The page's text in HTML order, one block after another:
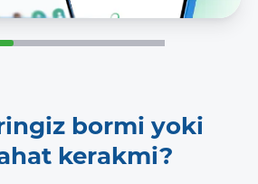
bormi yoki
kerakmi?